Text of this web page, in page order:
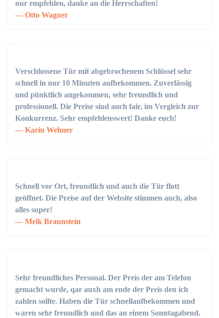
nur empfehlen, danke an die Herrschaften!
Otto Wagner
Verschlossene Tür mit abgebrochenem Schlüssel sehr
schnell in nur 10 Minuten aufbekommen. Zuverlässig
und pünktlich angekommen, sehr freundlich und
professionell. Die Preise sind auch fair, im Vergleich zur
Konkurrenz. Sehr empfehlenswert! Danke euch!
Karin Wehner
Schnell vor Ort, freundlich und auch die Tür flott
geöffnet. Die Preise auf der Website stimmen auch, also
alles super!
Meik Braunstein
Sehr freundliches Personal. Der Preis der am Telefon
gemacht wurde, qar auxh am ende der Preis den ich
zahlen sollte. Haben die Tür schnellaufbekommen und
waren sehr freundlich und das an einem Sonntagabend.